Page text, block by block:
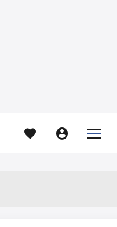
  

